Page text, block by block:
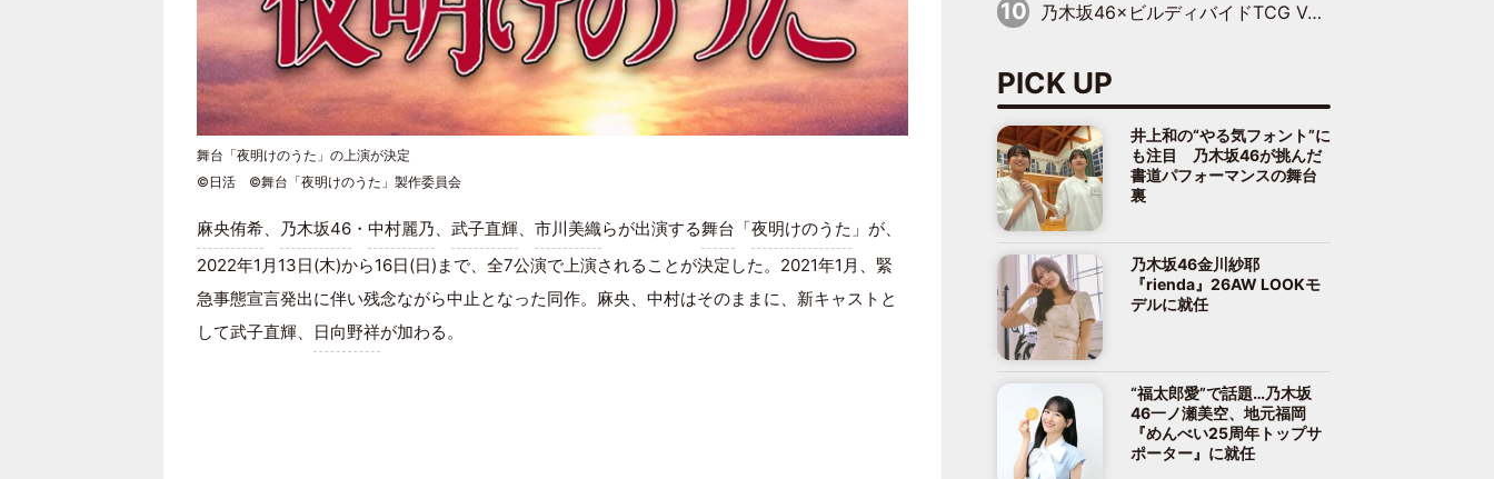
舞台「夜明けのうた」の上演が決定
©日活 ©舞台「夜明けのうた」製作委員会
麻央侑希 乃木坂46 ・ 中村麗乃 武子直輝 市川美織らが出演する舞台 「夜明けのうた 」が、
2022年1月13日(木)から16日(日)まで、全7公演で上演されることが決定した。2021年1月、緊
急事態宣言発出に伴い残念ながら中止となった同作。麻央、中村はそのままに、新キャストと
して武子直輝、
日向野祥が加わる。
乃木坂46×ビルディバイドTCG Vol.2公開 賀喜遥香＆田村真佑が『京まふ』ステージに登壇
PICK UP
井上和の“やる気フォント”に
も注目 乃木坂46が挑んだ
書道パフォーマンスの舞台
裏
乃木坂46金川紗耶
『rienda』26AW LOOKモ
デルに就任
“福太郎愛”で話題…乃木坂
46一ノ瀬美空、地元福岡
『めんべい25周年トップサ
ポーター』に就任